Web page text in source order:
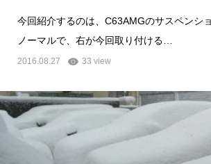
今回紹介するのは、C63AMGのサスペンシ
ノーマルで、右が今回取り付ける…
2016.08.27 33 view